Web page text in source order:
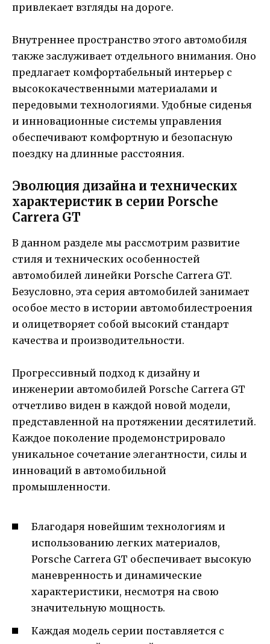
привлекает взгляды на дороге.
Внутреннее пространство этого автомобиля
также заслуживает отдельного внимания. Оно
предлагает комфортабельный интерьер с
высококачественными материалами и
передовыми технологиями. Удобные сиденья
и инновационные системы управления
обеспечивают комфортную и безопасную
поездку на длинные расстояния.
Эволюция дизайна и технических
характеристик в серии Porsche
Carrera GT
В данном разделе мы рассмотрим развитие
стиля и технических особенностей
автомобилей линейки Porsche Carrera GT.
Безусловно, эта серия автомобилей занимает
особое место в истории автомобилестроения
и олицетворяет собой высокий стандарт
качества и производительности.
Прогрессивный подход к дизайну и
инженерии автомобилей Porsche Carrera GT
отчетливо виден в каждой новой модели,
представленной на протяжении десятилетий.
Каждое поколение продемонстрировало
уникальное сочетание элегантности, силы и
инноваций в автомобильной
промышленности.
Благодаря новейшим технологиям и
использованию легких материалов,
Porsche Carrera GT обеспечивает высокую
маневренность и динамические
характеристики, несмотря на свою
значительную мощность.
Каждая модель серии поставляется с